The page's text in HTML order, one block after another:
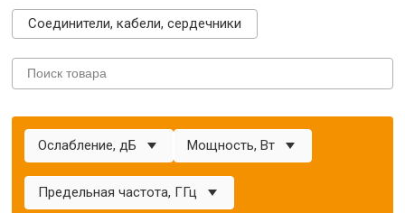
Соединители, кабели, сердечники
Ослабление, дБ Мощность, Вт
Предельная частота, ГГц